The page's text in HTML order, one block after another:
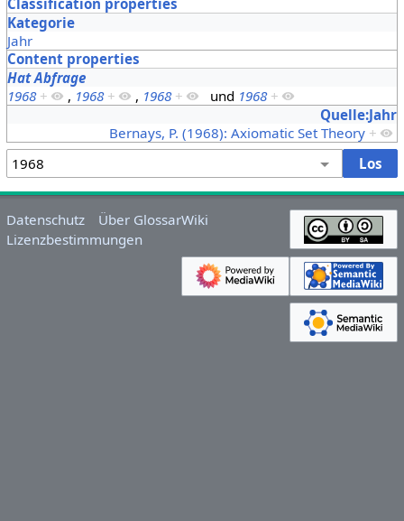
Kategorie
Jahr
Content properties
Hat Abfrage
1968 + , 1968 + , 1968 + und 1968 +
Quelle:Jahr
Bernays, P. (1968): Axiomatic Set Theory +
Datenschutz
Über GlossarWiki
Lizenzbestimmungen